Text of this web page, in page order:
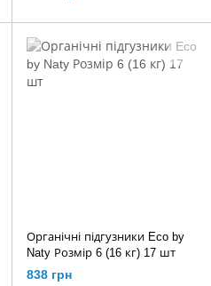
Органічні підгузники Eco by
Naty Розмір 6 (16 кг) 17 шт
838 грн